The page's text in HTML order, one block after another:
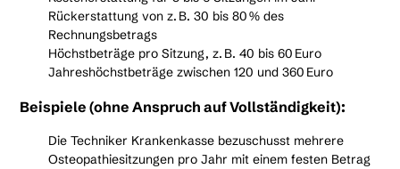
Rückerstattung von z. B. 30 bis 80 % des
Rechnungsbetrags
Höchstbeträge pro Sitzung, z. B. 40 bis 60 Euro
Jahreshöchstbeträge zwischen 120 und 360 Euro
Beispiele (ohne Anspruch auf Vollständigkeit):
Die Techniker Krankenkasse bezuschusst mehrere
Osteopathiesitzungen pro Jahr mit einem festen Betrag